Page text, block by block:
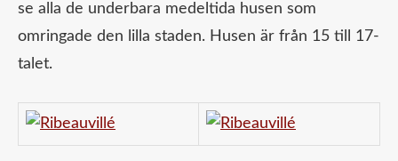
se alla de underbara medeltida husen som
omringade den lilla staden. Husen är från 15 till 17-
talet.